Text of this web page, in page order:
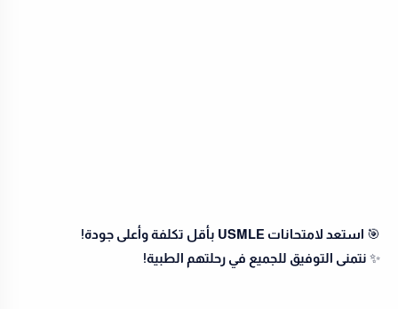
🎯 استعد لامتحانات USMLE بأقل تكلفة وأعلى جودة!
✨ نتمنى التوفيق للجميع في رحلتهم الطبية!